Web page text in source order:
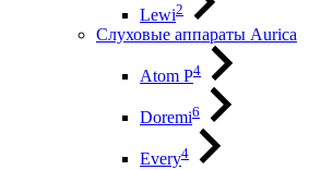
Lewi2
Слуховые аппараты Aurica
Atom P4
Doremi6
Every4